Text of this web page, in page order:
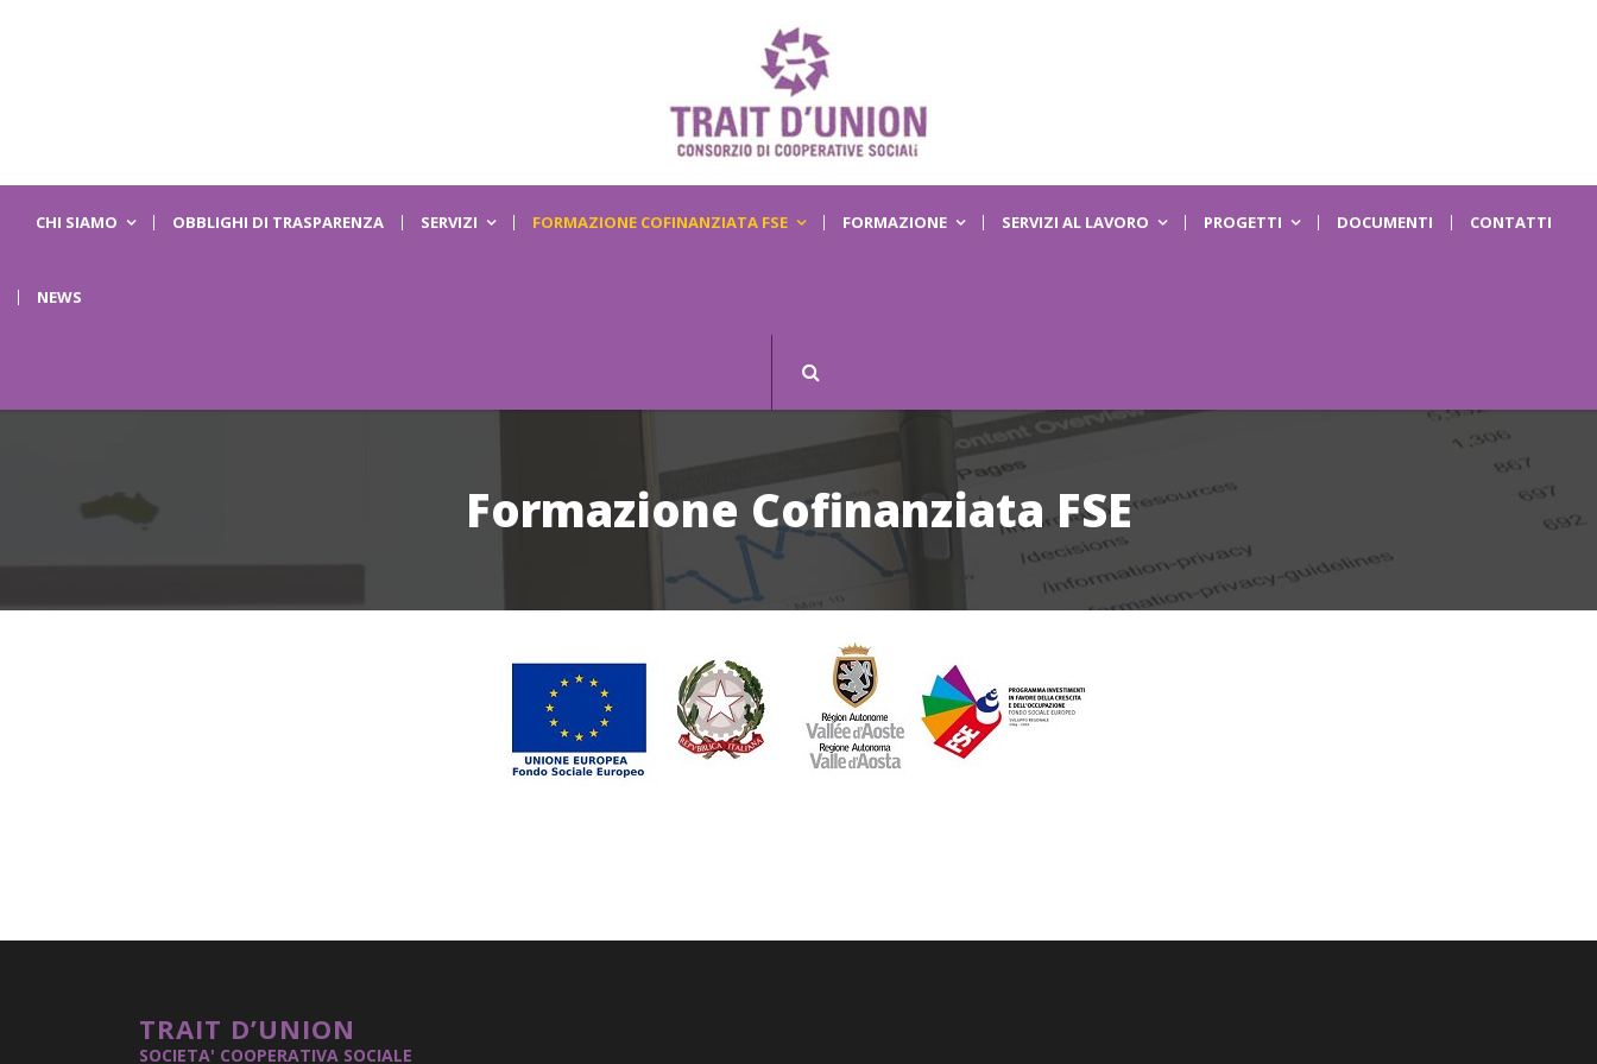
CHI SIAMO OBBLIGHI DI TRASPARENZA SERVIZI FORMAZIONE COFINANZIATA FSE FORMAZIONE SERVIZI AL LAVORO PROGETTI DOCUMENTI CONTATTI
NEWS
Formazione Cofinanziata FSE
TRAIT D’UNION
SOCIETA' COOPERATIVA SOCIALE